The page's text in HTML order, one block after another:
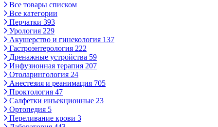
Все товары списком
Все категории
Перчатки 393
Урология 229
Акушерство и гинекология 137
Гастроэнтерология 222
Дренажные устройства 59
Инфузионная терапия 207
Отоларингология 24
Анестезия и реанимация 705
Проктология 47
Салфетки инъекционные 23
Ортопедия 5
Переливание крови 3